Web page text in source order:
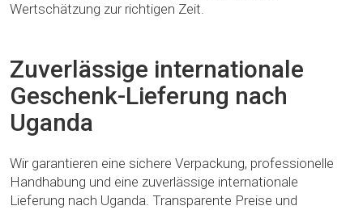
Wertschätzung zur richtigen Zeit.
Zuverlässige internationale
Geschenk-Lieferung nach
Uganda
Wir garantieren eine sichere Verpackung, professionelle
Handhabung und eine zuverlässige internationale
Lieferung nach Uganda. Transparente Preise und